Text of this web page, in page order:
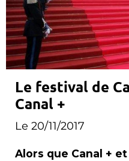
Le festival de
Canal +
Le 20/11/2017
Alors que Canal +